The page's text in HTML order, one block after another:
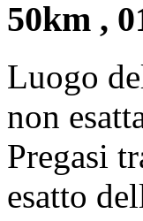
50km ,
Luogo
non
Pregasi
esatto